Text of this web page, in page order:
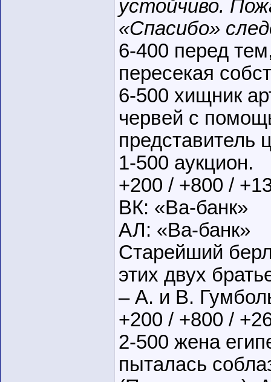
устойчиво.
«Спасибо»
6-400 перед
пересекая
6-500 хищник
червей с
представитель
1-500 аукцион.
+200 / +800 /
ВК: «Ва-банк»
АЛ: «Ва-банк»
Старейший
этих двух
– А. и В.
+200 / +800 /
2-500 жена
пыталась